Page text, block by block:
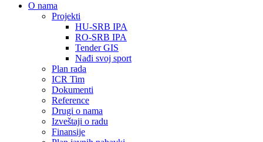
О nama
Projekti
HU-SRB IPA
RO-SRB IPA
Tender GIS
Nađi svoj sport
Plan rada
ICR Tim
Dokumenti
Reference
Drugi o nama
Izveštaji o radu
Finansije